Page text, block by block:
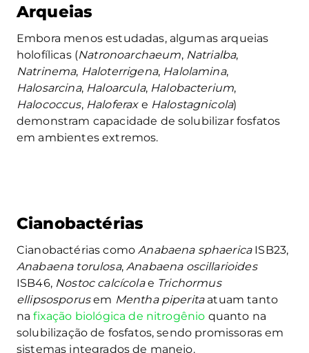
Arqueias
Embora menos estudadas, algumas arqueias
holofílicas (Natronoarchaeum, Natrialba,
Natrinema, Haloterrigena, Halolamina,
Halosarcina, Haloarcula, Halobacterium,
Halococcus, Haloferaxe Halostagnicola)
demonstram capacidade de solubilizar fosfatos
em ambientes extremos.
Cianobactérias
Cianobactérias comoAnabaena sphaericaISB23,
Anabaena torulosa,Anabaena oscillarioides
ISB46, Nostoc calcícolae Trichormus
ellipsosporusem Mentha piperitaatuam tanto
nafixação biológica de nitrogênio quanto na
solubilização de fosfatos, sendo promissoras em
sistemas integrados de manejo.